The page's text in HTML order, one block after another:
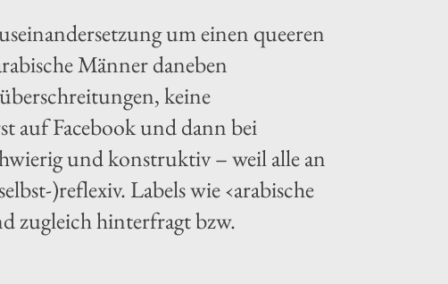
um einen queeren
Männer daneben
keine
auf Facebook und dann bei
und konstruktiv – weil alle an
)reflexiv. Labels wie ‹arabische
zugleich hinterfragt bzw.